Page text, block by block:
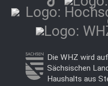
Die WHZ wird
Sächsischen
Haushalts aus